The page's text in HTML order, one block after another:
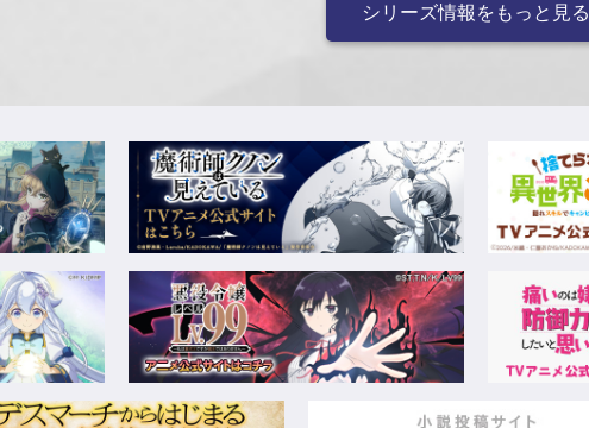
シリーズ情報をもっと見る